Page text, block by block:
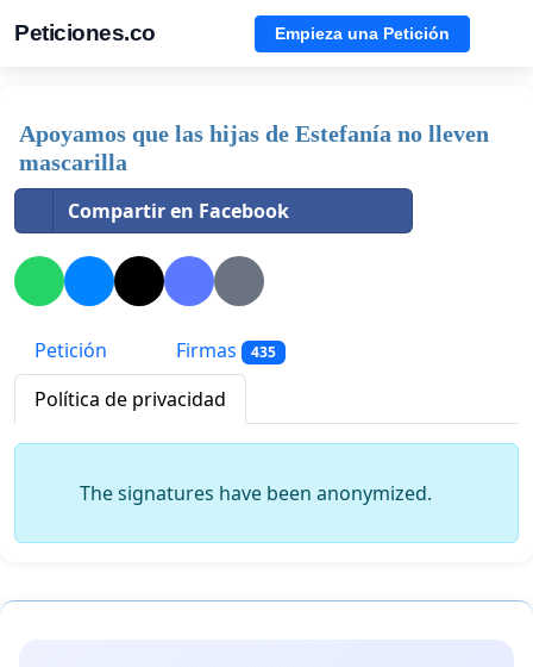
Peticiones.co Empieza una Petición
Apoyamos que las hijas de Estefanía no lleven
mascarilla
Compartir en Facebook
Petición Firmas 435
Política de privacidad
The signatures have been anonymized.